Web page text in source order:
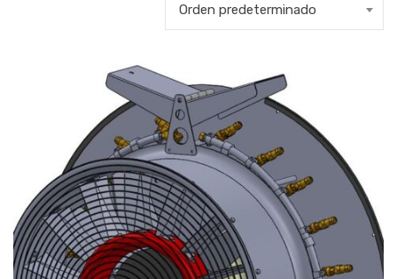
Orden predeterminado